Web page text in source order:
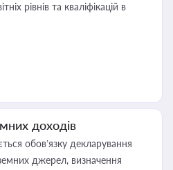
рівнів та кваліфікацій в
доходів
обов’язку декларування
джерел, визначення